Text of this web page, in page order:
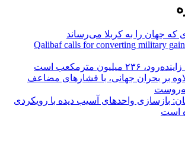
که جهان را به کربلا می‌رساند
Qalibaf calls for converting military
مترمکعب است
بر بحران جهانی، با فشارهای مضاعف
بازسازی واحدهای آسیب دیده با رویکردی
است